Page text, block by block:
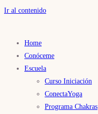
Ir al contenido
Home
Conóceme
Escuela
Curso Iniciación
ConectaYoga
Programa Chakras